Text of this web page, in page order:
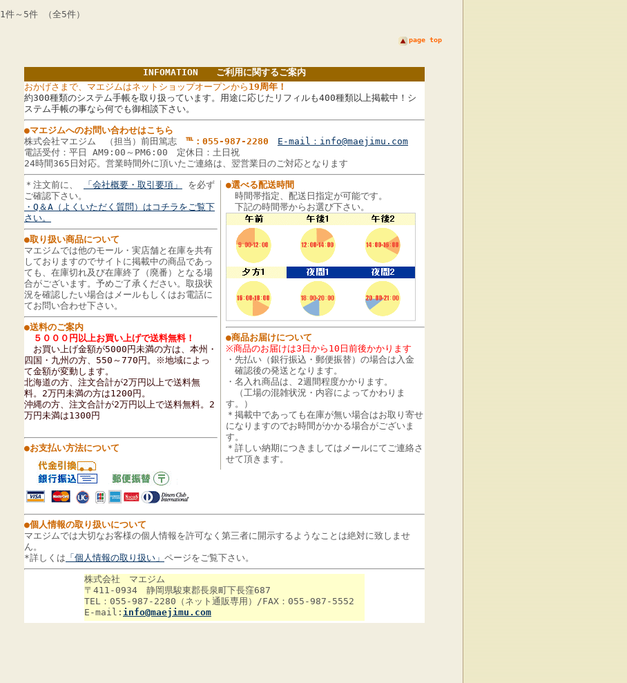
1件～5件 （全5件）
page top
INFOMATION ご利用に関するご案内
おかげさまで、マエジムはネットショップオープンから 19周年！
約300種類のシステム手帳を取り扱っています。用途に応じたリフィルも400種類以上掲載中！シ
ステム手帳の事なら何でも御相談下さい。
●マエジムへのお問い合わせはこちら
株式会社マエジム （担当）前田篤志 ℡：055-987-2280
E-mail：info@maejimu.com
電話受付：平日 AM9:00～PM6:00 定休日：土日祝
24時間365日対応。営業時間外に頂いたご連絡は、翌営業日のご対応となります
＊注文前に、 「会社概要・取引要項」
を必ず
ご確認下さい。
・Q＆A（よくいただく質問）はコチラをご覧下
さい。
●選べる配送時間
時間帯指定、配送日指定が可能です。
下記の時間帯からお選び下さい。
●取り扱い商品について
マエジムでは他のモール・実店舗と在庫を共有
しておりますのでサイトに掲載中の商品であっ
ても、在庫切れ及び在庫終了（廃番）となる場
合がございます。予めご了承ください。取扱状
況を確認したい場合はメールもしくはお電話に
てお問い合わせ下さい。
●送料のご案内
５０００円以上お買い上げで送料無料！
お買い上げ金額が5000円未満の方は、 本州・
四国・九州の方、 550～770円 。
※地域によっ
て金額が変動します。
北海道の方、注文合計が2万円以上で送料無
料。2万円未満の方は1200円。
沖縄の方、注文合計が2万円以上で送料無料。2
万円未満は1300円
●商品お届けについて
※商品のお届けは3日から10日前後かかります
・先払い（銀行振込・郵便振替）の場合は入金
確認後の発送となります。
・名入れ商品は、2週間程度かかります。
（工場の混雑状況・内容によってかわりま
す。）
＊掲載中であっても在庫が無い場合はお取り寄せ
になりますのでお時間がかかる場合がございま
す。
＊詳しい納期につきましてはメールにてご連絡さ
せて頂きます。
●お支払い方法について
●個人情報の取り扱いについて
マエジムでは大切なお客様の個人情報を許可なく第三者に開示するようなことは絶対に致しませ
ん。
*詳しくは 「個人情報の取り扱い」 ページをご覧下さい。
株式会社 マエジム
〒411-0934 静岡県駿東郡長泉町下長窪687
TEL：055-987-2280（ネット通販専用）/FAX：055-987-5552
E-mail: info@maejimu.com